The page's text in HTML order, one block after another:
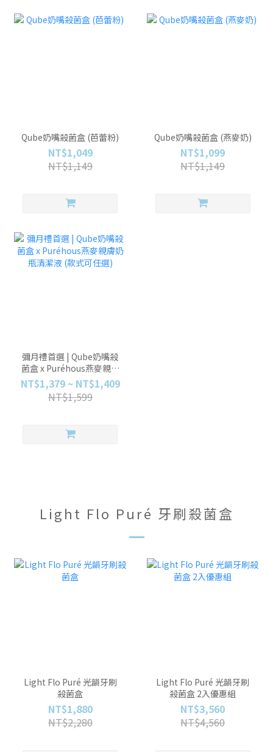
Qube奶嘴殺菌盒 (芭蕾粉)
NT$1,049
NT$1,149
Qube奶嘴殺菌盒 (燕麥奶)
NT$1,099
NT$1,149
彌月禮首選 | Qube奶嘴殺
菌盒 x Puréhous燕麥親膚
奶瓶清潔液 (款式可任選)
NT$1,379 ~ NT$1,409
NT$1,599
Light Flo Puré 牙刷殺菌盒
Light Flo Puré 光韻牙刷
殺菌盒
NT$1,880
NT$2,280
Light Flo Puré 光韻牙刷
殺菌盒 2入優惠組
NT$3,560
NT$4,560